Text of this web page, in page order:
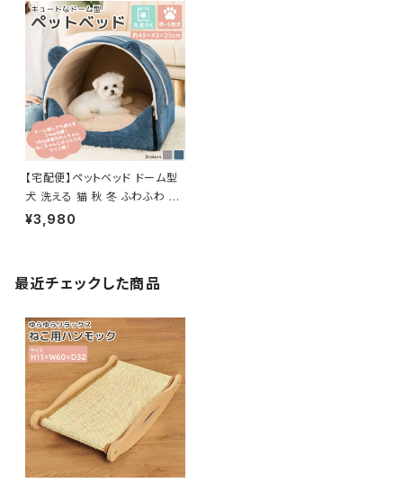
【宅配便】ペットベッド ドーム型
犬 洗える 猫 秋 冬 ふわふわ ／
pets006
¥3,980
最近チェックした商品